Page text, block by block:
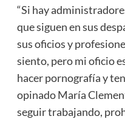
“Si hay
que siguen en sus
sus oficios y
siento, pero mi oficio
hacer pornografía y
opinado María
seguir trabajando,